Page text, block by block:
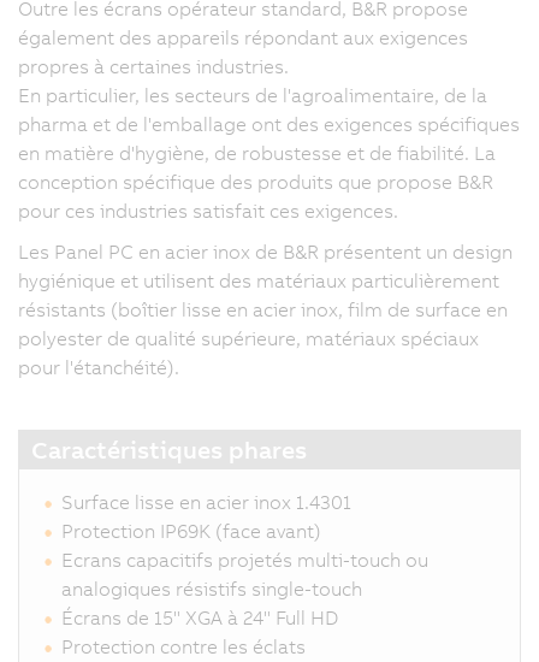
Outre les écrans opérateur standard, B&R propose
également des appareils répondant aux exigences
propres à certaines industries.
En particulier, les secteurs de l'agroalimentaire, de la
pharma et de l'emballage ont des exigences spécifiques
en matière d'hygiène, de robustesse et de fiabilité. La
conception spécifique des produits que propose B&R
pour ces industries satisfait ces exigences.
Les Panel PC en acier inox de B&R présentent un design
hygiénique et utilisent des matériaux particulièrement
résistants (boîtier lisse en acier inox, film de surface en
polyester de qualité supérieure, matériaux spéciaux
pour l'étanchéité).
Caractéristiques phares
Surface lisse en acier inox 1.4301
Protection IP69K (face avant)
Ecrans capacitifs projetés multi-touch ou
analogiques résistifs single-touch
Écrans de 15" XGA à 24" Full HD
Protection contre les éclats